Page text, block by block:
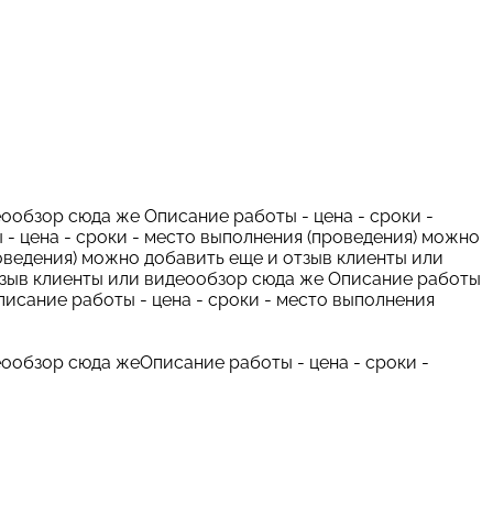
сюда же Описание работы - цена - сроки -
цена - сроки - место выполнения (проведения) можно
можно добавить еще и отзыв клиенты или
клиенты или видеообзор сюда же Описание работы
работы - цена - сроки - место выполнения
сюда жеОписание работы - цена - сроки -